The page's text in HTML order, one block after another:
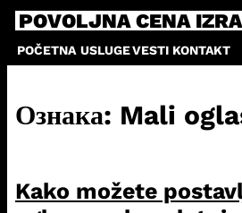
Skip
content
POVOLJNA CENA
POČETNA USLUGEVESTI KONTAKT
Ознака: Mali
​Kako možete